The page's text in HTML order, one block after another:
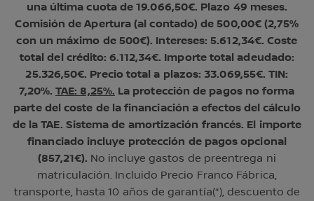
una última cuota de 19.066,50€. Plazo 49 meses.
Comisión de Apertura (al contado) de 500,00€ (2,75%
con un máximo de 500€). Intereses: 5.612,34€. Coste
total del crédito: 6.112,34€. Importe total adeudado:
25.326,50€. Precio total a plazos: 33.069,55€. TIN:
7,20%.TAE: 8,25%. La protección de pagos no forma
parte del coste de la financiación a efectos del cálculo
de la TAE. Sistema de amortización francés. El importe
financiado incluye protección de pagos opcional
(857,21€). No incluye gastos de preentrega ni
matriculación. Incluido Precio Franco Fábrica,
transporte, hasta 10 años de garantía(*), descuento de